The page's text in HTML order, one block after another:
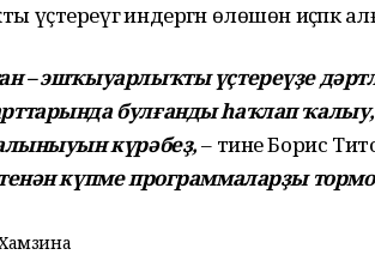
индергән өлөшөн иҫәпкә
– эшҡыуарлыҡты үҫтереүҙе
булғанды һаҡлап
күрәбеҙ,– тине Борис
күпме программаларҙы